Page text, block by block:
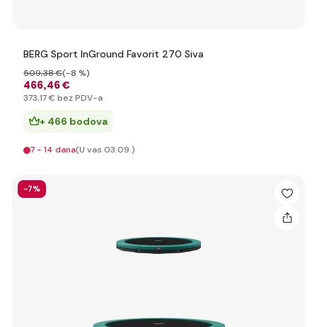
BERG Sport InGround Favorit 270 Siva
466,46 €
509,38 €(-8 %)
373,17 € bez PDV-a
+ 466 bodova
7 - 14 dana(U vas 03.09.)
-7%